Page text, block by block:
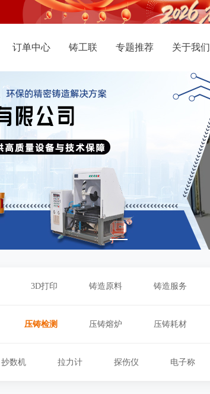
订单中心 铸工联 专题推荐 关于我们
3D打印 铸造原料 铸造服务
压铸检测 压铸熔炉 压铸耗材
抄数机 拉力计 探伤仪 电子称